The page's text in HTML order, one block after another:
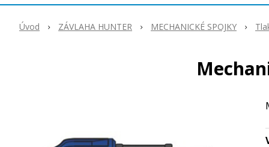
Úvod ZÁVLAHA HUNTER MECHANICKÉ SPOJKY